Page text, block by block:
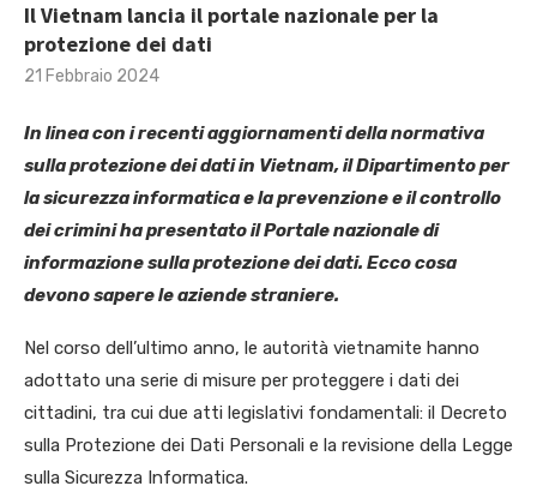
Il Vietnam lancia il portale nazionale per la
protezione dei dati
21 Febbraio 2024
In linea con i recenti aggiornamenti della normativa
sulla protezione dei dati in Vietnam, il Dipartimento per
la sicurezza informatica e la prevenzione e il controllo
dei crimini ha presentato il Portale nazionale di
informazione sulla protezione dei dati. Ecco cosa
devono sapere le aziende straniere.
Nel corso dell’ultimo anno, le autorità vietnamite hanno
adottato una serie di misure per proteggere i dati dei
cittadini, tra cui due atti legislativi fondamentali: il Decreto
sulla Protezione dei Dati Personali e la revisione della Legge
sulla Sicurezza Informatica.